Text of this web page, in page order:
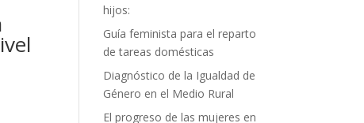
hijos:
Guía feminista para el reparto
de tareas domésticas
Diagnóstico de la Igualdad de
Género en el Medio Rural
El progreso de las mujeres en